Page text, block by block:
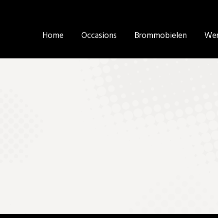
Home Occasions Brommobielen
Home Occasions Brommobielen